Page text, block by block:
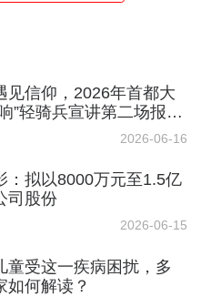
见信仰，2026年首都大
”轻骑兵宣讲第二场报告
2026-06-16
：拟以8000万元至1.5亿
司股份
2026-06-15
童受这一疾病困扰，多
如何解读？